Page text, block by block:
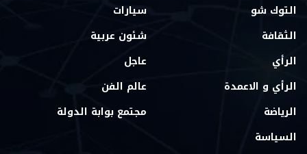
التوك شو
الثقافة
الرأي
الرأي و الاعمدة
الرياضة
السياسة
سيارات
شئون عربية
عاجل
عالم الفن
مجتمع بوابة الدولة